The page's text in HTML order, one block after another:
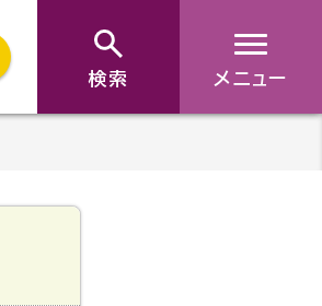
検索 メニュー